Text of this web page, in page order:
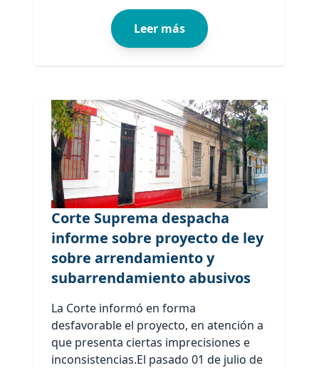
Leer más
Corte Suprema despacha
informe sobre proyecto de ley
sobre arrendamiento y
subarrendamiento abusivos
La Corte informó en forma
desfavorable el proyecto, en atención a
que presenta ciertas imprecisiones e
inconsistencias.El pasado 01 de julio de